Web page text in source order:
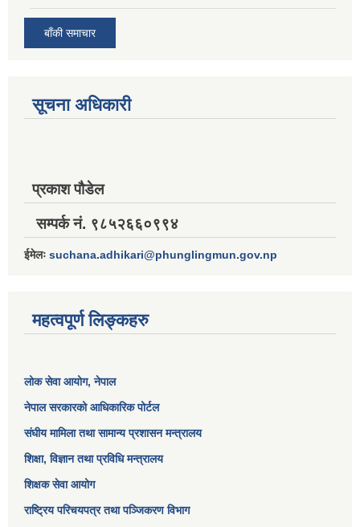
बाँकी समाचार
सूचना अधिकारी
प्रकाश पौडेल
सम्पर्क नं. ९८५२६६०९९४
ईमेलः suchana.adhikari@phunglingmun.gov.np
महत्वपूर्ण लिङ्कहरु
लोक सेवा आयोग, नेपाल
नेपाल सरकारको आधिकारिक पोर्टल
संघीय मामिला तथा सामान्य प्रशासन मन्त्रालय
शिक्षा, विज्ञान तथा प्रविधि मन्त्रालय
शिक्षक सेवा आयोग
राष्ट्रिय परिचयपत्र तथा पञ्जिकरण विभाग